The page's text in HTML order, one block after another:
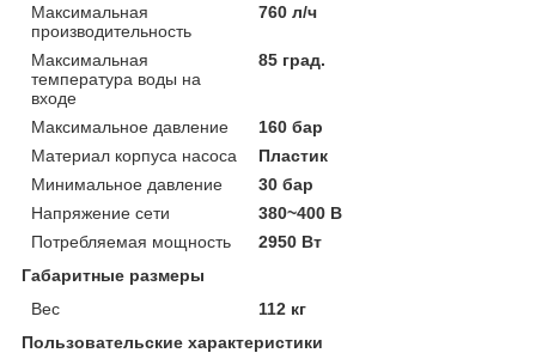
Максимальная
производительность
760 л/ч
Максимальная
температура воды на
входе
85 град.
Максимальное давление
160 бар
Материал корпуса насоса
Пластик
Минимальное давление
30 бар
Напряжение сети
380~400 В
Потребляемая мощность
2950 Вт
Габаритные размеры
Вес
112 кг
Пользовательские характеристики